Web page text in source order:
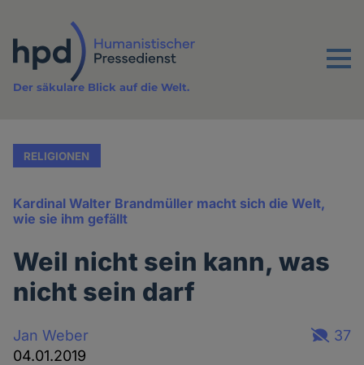
Inhalt
Menu
Der säkulare Blick auf die Welt.
RELIGIONEN
Kardinal Walter Brandmüller macht sich die Welt,
wie sie ihm gefällt
Weil nicht sein kann, was
nicht sein darf
Jan Weber
04.01.2019
37